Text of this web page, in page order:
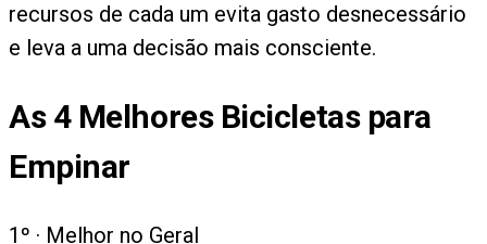
recursos de cada um evita gasto desnecessário
e leva a uma decisão mais consciente.
As 4 Melhores Bicicletas para
Empinar
1 º · Melhor no Geral